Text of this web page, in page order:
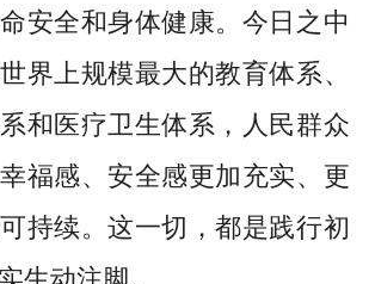
安全和身体健康。今日之中
界上规模最大的教育体系、
和医疗卫生体系，人民群众
福感、安全感更加充实、更
持续。这一切，都是践行初